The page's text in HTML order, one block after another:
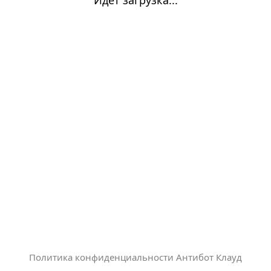
Политика конфиденциальности Антибот Клауд